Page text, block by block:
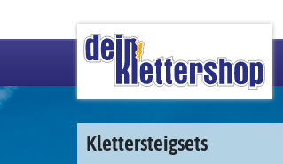
Klettersteigsets